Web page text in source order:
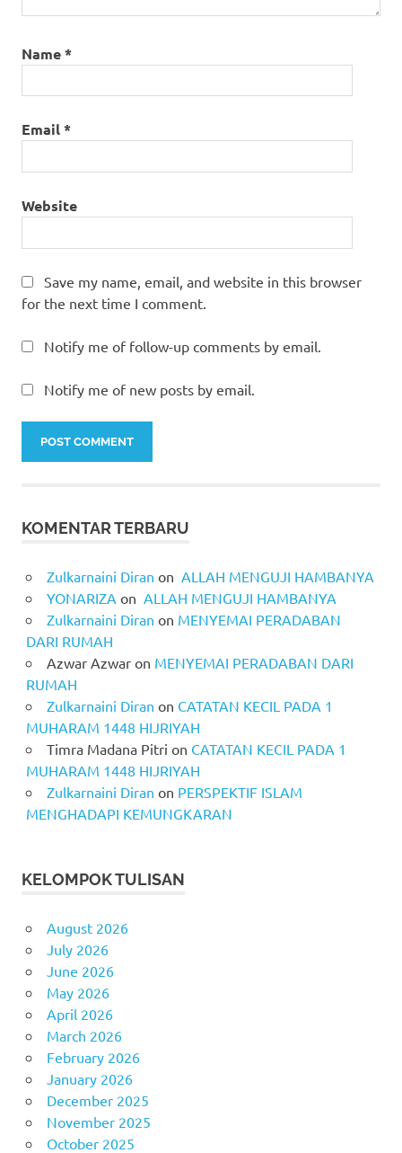
Name*
Email*
Website
Save my name, email, and website in this browser
for the next time I comment.
Notify me of follow-up comments by email.
Notify me of new posts by email.
KOMENTAR TERBARU
Zulkarnaini Diran on ALLAH MENGUJI HAMBANYA
YONARIZA on ALLAH MENGUJI HAMBANYA
Zulkarnaini Diran on MENYEMAI PERADABAN
DARI RUMAH
Azwar Azwaron MENYEMAI PERADABAN DARI
RUMAH
Zulkarnaini Diran on CATATAN KECIL PADA 1
MUHARAM 1448 HIJRIYAH
Timra Madana Pitri on CATATAN KECIL PADA 1
MUHARAM 1448 HIJRIYAH
Zulkarnaini Diran on PERSPEKTIF ISLAM
MENGHADAPI KEMUNGKARAN
KELOMPOK TULISAN
August 2026
July 2026
June 2026
May 2026
April 2026
March 2026
February 2026
January 2026
December 2025
November 2025
October 2025